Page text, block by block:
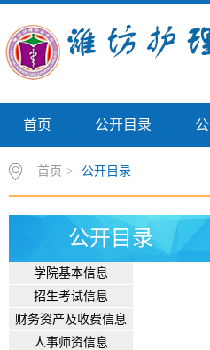
首页 公开目录
首页 > 公开目录
公开目录
学院基本信息
招生考试信息
财务资产及收费信息
人事师资信息